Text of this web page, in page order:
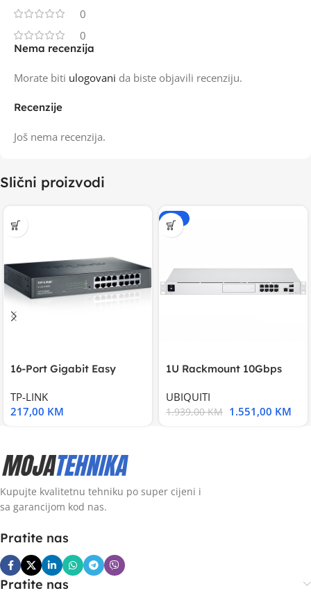
0
0
Recenzije
Još nema recenzija.
Nema recenzija
Morate biti ulogovani da biste objavili recenziju.
Slični proizvodi
16-Port Gigabit Easy
TP-LINK
217,00 KM
-20%
1U Rackmount 10Gbps
UBIQUITI
1.939,00KM 1.551,00 KM
Kupujte kvalitetnu tehniku po super cijeni i
sa garancijom kod nas.
Pratite nas
Pratite nas